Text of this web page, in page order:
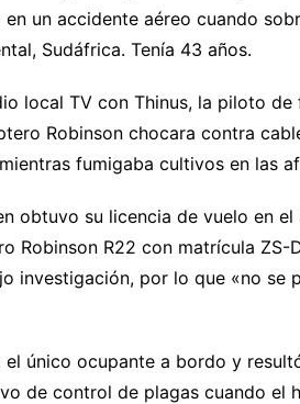
en un accidente aéreo cuando
Sudáfrica. Tenía 43 años.
local TV con Thinus, la piloto
Robinson chocara contra
fumigaba cultivos en las
obtuvo su licencia de vuelo en
Robinson R22 con matrícula
investigación, por lo que «no se
el único ocupante a bordo y
de control de plagas cuando el